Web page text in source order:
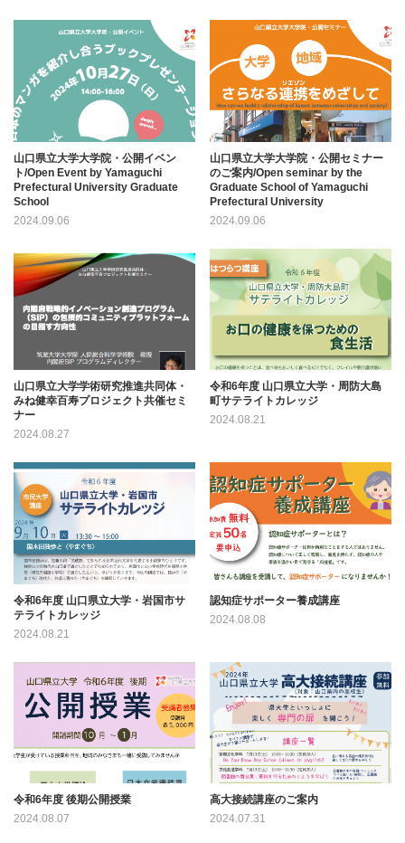
山口県立大学大学院・公開イベン
ト/Open Event by Yamaguchi
Prefectural University Graduate
School
2024.09.06
山口県立大学大学院・公開セミナー
のご案内/Open seminar by the
Graduate School of Yamaguchi
Prefectural University
2024.09.06
山口県立大学学術研究推進共同体・
みね健幸百寿プロジェクト共催セミ
ナー
2024.08.27
令和6年度 山口県立大学・周防大島
町サテライトカレッジ
2024.08.21
令和6年度 山口県立大学・岩国市サ
テライトカレッジ
2024.08.21
認知症サポーター養成講座
2024.08.08
令和6年度 後期公開授業
2024.08.07
高大接続講座のご案内
2024.07.31